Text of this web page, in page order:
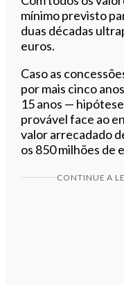
mínimo previsto
duas décadas
euros.
Caso as
por mais cinco
15 anos —
provável face ao
valor arrecadado
os 850 milhões de
CONTINUE A